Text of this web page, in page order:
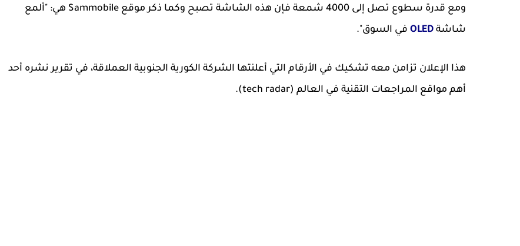
ومع قدرة سطوع تصل إلى 4000 شمعة فإن هذه الشاشة تصبح وكما ذكر موقع Sammobile هي: "ألمع
شاشة OLED في السوق".
هذا الإعلان تزامن معه تشكيك في الأرقام التي أعلنتها الشركة الكورية الجنوبية العملاقة، في تقرير نشره أحد
أهم مواقع المراجعات التقنية في العالم (tech radar).